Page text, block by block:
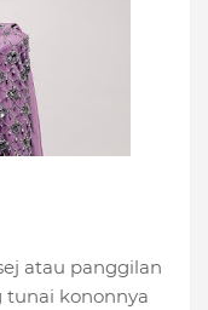
atau panggilan
tunai kononnya